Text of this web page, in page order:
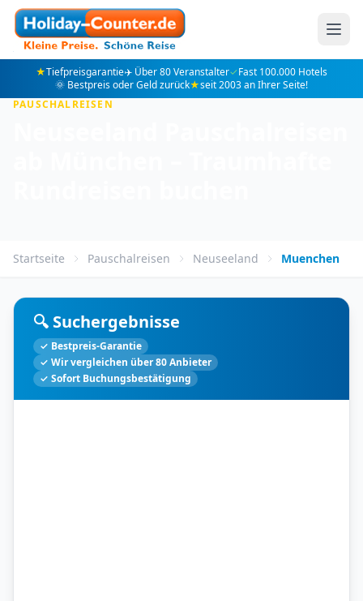
★Tiefpreisgarantie✈️ Über 80 Veranstalter✓Fast 100.000 Hotels
🌞 Bestpreis oder Geld zurück★seit 2003 an Ihrer Seite!
PAUSCHALREISEN
Startseite Pauschalreisen Neuseeland Muenchen
🔍 Suchergebnisse
✓ Bestpreis-Garantie
✓ Wir vergleichen über 80 Anbieter
✓ Sofort Buchungsbestätigung